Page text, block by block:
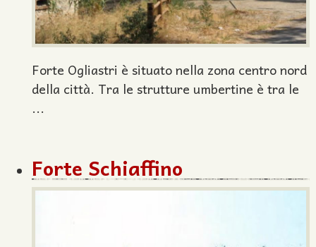
Forte Ogliastri è situato nella zona centro nord
della città. Tra le strutture umbertine è tra le
...
Forte Schiaffino